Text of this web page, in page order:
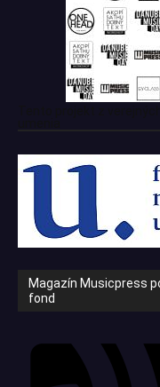
Magazín Musicpress
fond